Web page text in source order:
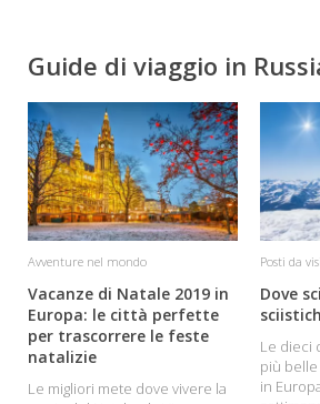
Guide di viaggio in
Avventure nel mondo
Vacanze di Natale 2019 in
Europa: le città perfette
per trascorrere le feste
natalizie
Le migliori mete dove vivere la
Posti da
Dove
Le dieci
più belle
in